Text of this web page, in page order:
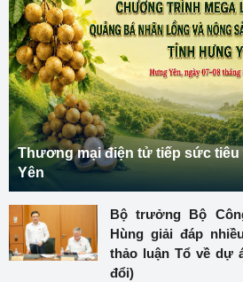
Thương mại điện tử tiếp sức
Yên
Bộ trưởng Bộ
Hùng giải đáp
thảo luận Tổ về dự
đổi)